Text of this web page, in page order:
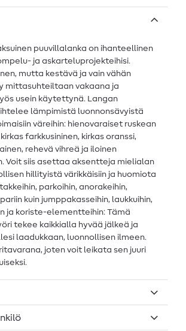
puuvillalanka on ihanteellinen
ja askarteluprojekteihisi.
mutta kestävä ja vain vähän
mittasuhteiltaan vakaana ja
usein käytettynä. Langan
lämpimistä luonnonsävyistä
väreihin: hienovaraiset ruskean
farkkusininen, kirkas oranssi,
rehevä vihreä ja iloinen
Voit siis asettaa aksentteja mielialan
hillityistä värikkäisiin ja huomiota
parkoihin, anorakeihin,
kuin jumppakasseihin, laukkuihin,
ja koriste-elementteihin: Tämä
tekee kaikkialla hyvää jälkeä ja
laadukkaan, luonnollisen ilmeen.
joten voit leikata sen juuri